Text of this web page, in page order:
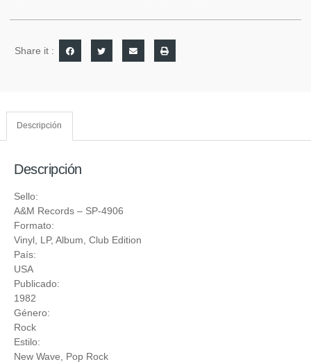
Share it :
Descripción
Descripción
Sello:
A&M Records ‎– SP-4906
Formato:
Vinyl , LP, Album, Club Edition
País:
USA
Publicado:
1982
Género:
Rock
Estilo:
New Wave
Pop Rock